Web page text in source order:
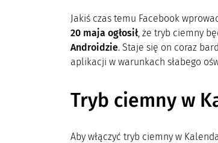
Jakiś czas temu Facebook
20 maja ogłosił, że tryb ciemny
Androidzie. Staje się on coraz
aplikacji w warunkach słabego
Tryb ciemny w
Aby włączyć tryb ciemny w